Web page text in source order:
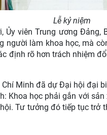
Lễ kỷ niệm
Ủy viên Trung ương
người làm khoa học, mà
định rõ hơn trách nhiệm
Minh đã dự Đại hội đại
Khoa học phải gắn với
Tư tưởng đó tiếp tục trở